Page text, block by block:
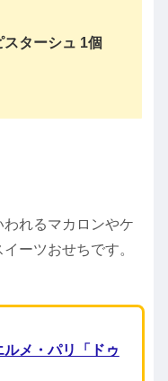
ターシュ 1個
れるマカロンやケ
ーツおせちです。
ルメ・パリ「ドゥ